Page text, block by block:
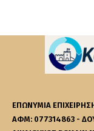
ΕΠΩΝΥΜΙΑ
ΑΦΜ: 077314863 -